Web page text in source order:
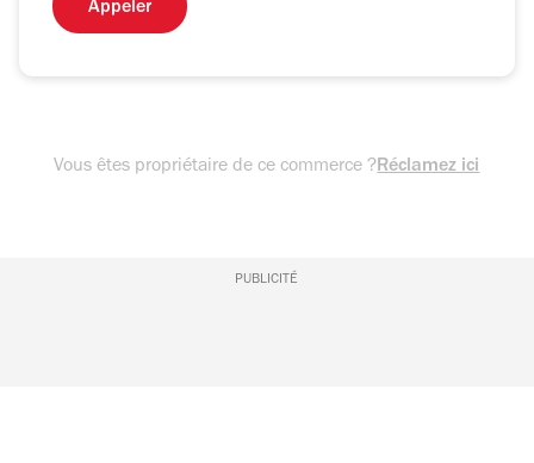
Appeler
Vous êtes propriétaire de ce commerce ?Réclamez ici
PUBLICITÉ